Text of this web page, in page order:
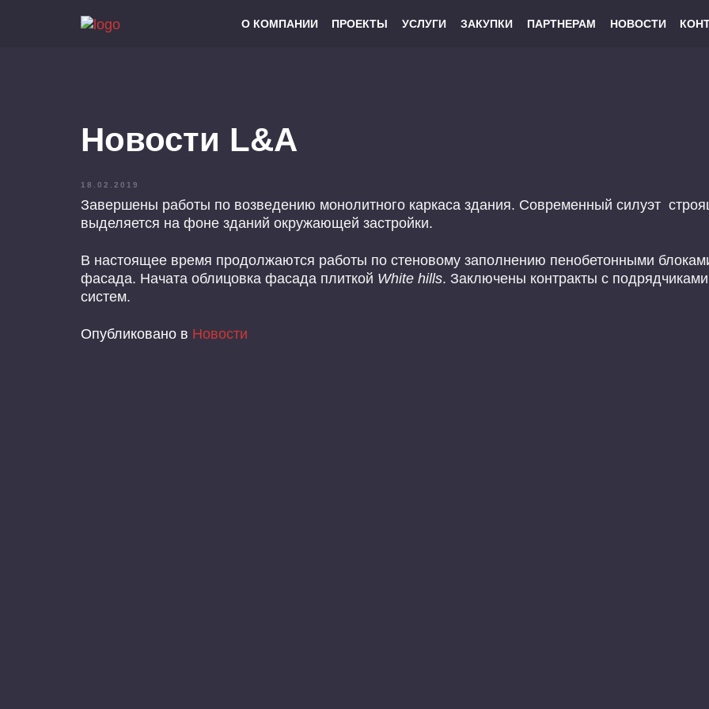
О КОМПАНИИ ПРОЕКТЫ УСЛУГИ ЗАКУПКИ ПАРТНЕРАМ НОВОСТИ
Новости L&A
18.02.2019
Завершены работы по возведению монолитного каркаса здания. Современный силуэт
выделяется на фоне зданий окружающей застройки.
В настоящее время продолжаются работы по стеновому заполнению пенобетонными
фасада. Начата облицовка фасада плиткой White hills. Заключены контракты с
систем.
Опубликовано в Новости